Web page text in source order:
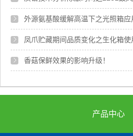
外源氨基酸缓解高温下之光照箱应
凤爪贮藏期间品质变化之生化箱使
香菇保鲜效果的影响升级！
产品中心